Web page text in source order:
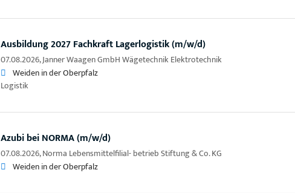
Ausbildung 2027 Fachkraft Lagerlogistik (m/w/d)
07.08.2026,Janner Waagen GmbH Wägetechnik Elektrotechnik
Weiden in der Oberpfalz
Logistik
Azubi bei NORMA (m/w/d)
07.08.2026,Norma Lebensmittelfilial- betrieb Stiftung & Co. KG
Weiden in der Oberpfalz